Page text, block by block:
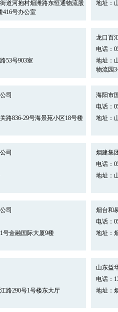
道河抱村烟潍路东恒通物流股
416号办公室
地址：
53号903室
龙口百
电话：
地址：
物流园
司
路836-29号海景苑小区18号楼
海阳市
电话：
地址：
司
烟建集
电话：
地址：
司
号金融国际大厦9楼
烟台和
电话：
地址：
路290号1号楼东大厅
山东益
电话：
地址：